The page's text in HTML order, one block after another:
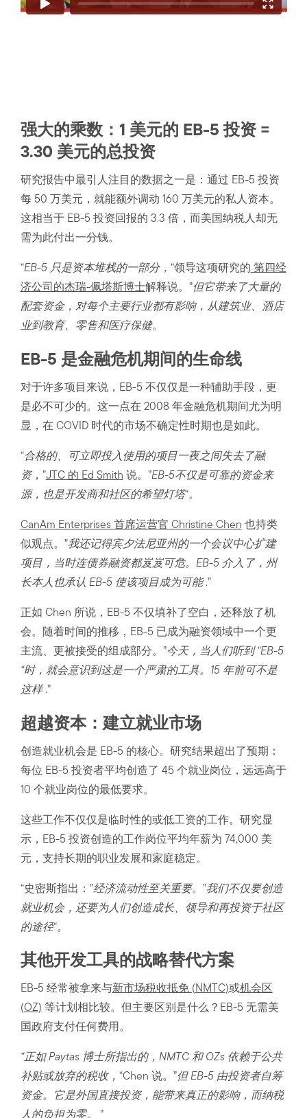
强大的乘数：1 美元的 EB-5 投资 =
3.30 美元的总投资
研究报告中最引人注目的数据之一是：通过 EB-5 投资
每 50 万美元，就能额外调动 160 万美元的私人资本。
这相当于 EB-5 投资回报的 3.3 倍，而美国纳税人却无
需为此付出一分钱。
“EB-5 只是资本堆栈的一部分， “领导这项研究的 第四经
济公司的杰瑞-佩塔斯博士解释说。”但它带来了大量的
配套资金，对每个主要行业都有影响，从建筑业、酒店
业到教育、零售和医疗保健。
EB-5 是金融危机期间的生命线
对于许多项目来说，EB-5 不仅仅是一种辅助手段，更
是必不可少的。这一点在 2008 年金融危机期间尤为明
显，在 COVID 时代的市场不确定性时期也是如此。
“合格的、可立即投入使用的项目一夜之间失去了融
资，”JTC 的 Ed Smith 说。”EB-5不仅是可靠的资金来
源，也是开发商和社区的希望灯塔“。
CanAm Enterprises 首席运营官 Christine Chen 也持类
似观点。”我还记得宾夕法尼亚州的一个会议中心扩建
项目，当时连债券融资都岌岌可危。EB-5 介入了，州
长本人也承认 EB-5 使该项目成为可能.”
正如 Chen 所说，EB-5 不仅填补了空白，还释放了机
会。随着时间的推移，EB-5 已成为融资领域中一个更
主流、更被接受的组成部分。”今天，当人们听到 “EB-5
“时，就会意识到这是一个严肃的工具。15 年前可不是
这样.”
超越资本：建立就业市场
创造就业机会是 EB-5 的核心。研究结果超出了预期：
每位 EB-5 投资者平均创造了 45 个就业岗位，远远高于
10 个就业岗位的最低要求。
这些工作不仅仅是临时性的或低工资的工作。研究显
示，EB-5 投资创造的工作岗位平均年薪为 74,000 美
元，支持长期的职业发展和家庭稳定。
“史密斯指出：”经济流动性至关重要。”我们不仅要创造
就业机会，还要为人们创造成长、领导和再投资于社区
的途径“。
其他开发工具的战略替代方案
EB-5 经常被拿来与新市场税收抵免 (NMTC)或机会区
(OZ) 等计划相比较。但主要区别是什么？EB-5 无需美
国政府支付任何费用。
“正如 Paytas 博士所指出的，NMTC 和 OZs 依赖于公共
补贴或放弃的税收， “Chen 说。”但 EB-5 由投资者自筹
资金。它是外国直接投资，能带来真正的影响，而纳税
人的负担为零。 ”